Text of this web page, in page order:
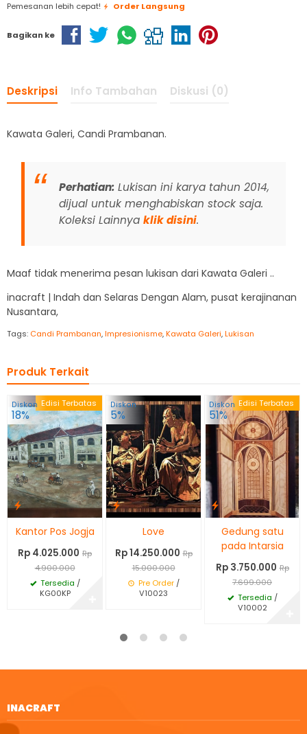
Pemesanan lebih cepat! Order Langsung
Bagikan ke
Deskripsi Info Tambahan Diskusi (0)
Kawata Galeri, Candi Prambanan.
Perhatian: Lukisan ini karya tahun 2014,
dijual untuk menghabiskan stock saja.
Koleksi Lainnyaklik disini.
Maaf tidak menerima pesan lukisan dari Kawata Galeri ..
inacraft | Indah dan Selaras Dengan Alam, pusat kerajinanan
Nusantara,
Tags: Candi Prambanan,Impresionisme,Kawata Galeri,Lukisan
Produk Terkait
Edisi Terbatas
Diskon
18%
Kantor Pos Jogja
Rp 4.025.000 Rp
4.900.000
Tersedia /
KG00KP
Diskon
5%
Love
Rp 14.250.000 Rp
15.000.000
Pre Order/
V10023
Edisi Terbatas
Diskon
51%
Gedung satu
pada Intarsia
Rp 3.750.000 Rp
7.699.000
Tersedia /
V10002
INACRAFT